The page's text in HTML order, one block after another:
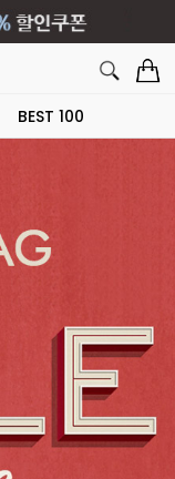
BEST 100